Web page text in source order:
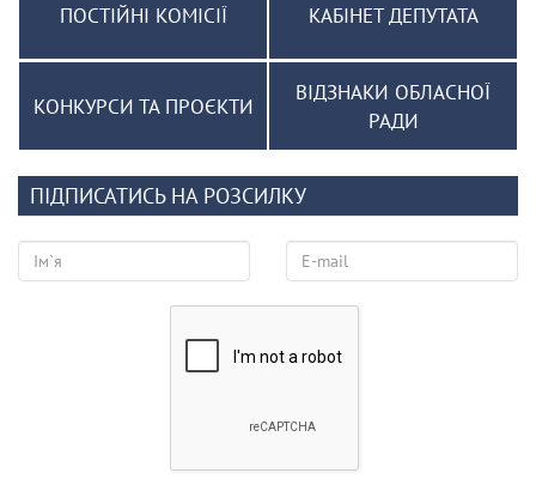
ПОСТІЙНІ КОМІСІЇ КАБІНЕТ ДЕПУТАТА
КОНКУРСИ ТА ПРОЄКТИ
ВІДЗНАКИ ОБЛАСНОЇ
РАДИ
ПІДПИСАТИСЬ НА РОЗСИЛКУ